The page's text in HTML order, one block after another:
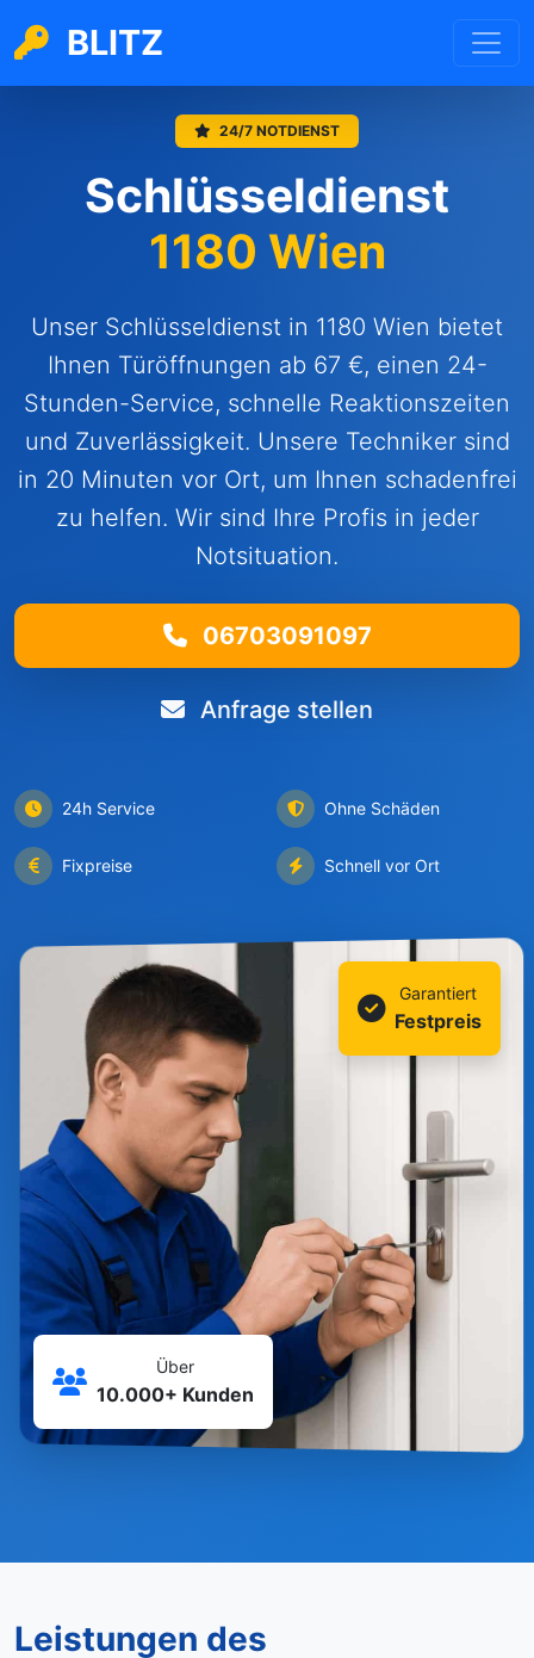
BLITZ
24/7 NOTDIENST
Schlüsseldienst
1180 Wien
Unser Schlüsseldienst in 1180 Wien bietet
Ihnen Türöffnungen ab 67 €, einen 24-
Stunden-Service, schnelle Reaktionszeiten
und Zuverlässigkeit. Unsere Techniker sind
in 20 Minuten vor Ort, um Ihnen schadenfrei
zu helfen. Wir sind Ihre Profis in jeder
Notsituation.
06703091097
Anfrage stellen
24h Service Ohne Schäden
Fixpreise Schnell vor Ort
Garantiert
Festpreis
Über
10.000+ Kunden
Leistungen des